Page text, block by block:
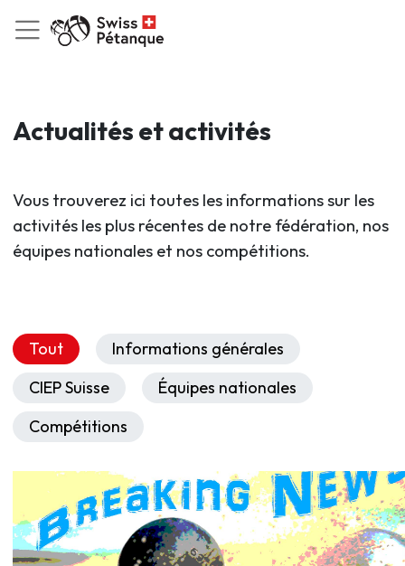
Actualités et activités
Vous trouverez ici toutes les informations sur les
activités les plus récentes de notre fédération, nos
équipes nationales et nos compétitions.
Tout
Informations générales
CIEP Suisse
Équipes nationales
Compétitions